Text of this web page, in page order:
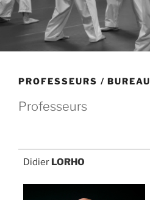
PROFESSEURS / BUREAU
Professeurs
Didier LORHO